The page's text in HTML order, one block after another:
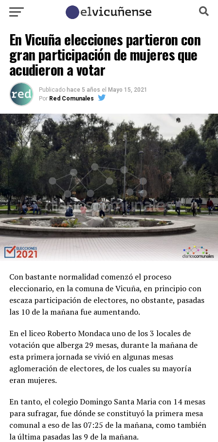
En Vicuña elecciones partieron con
gran participación de mujeres que
acudieron a votar
Publicado hace 5 años el Mayo 15, 2021
Por Red Comunales
Con bastante normalidad comenzó el proceso
eleccionario, en la comuna de Vicuña, en principio con
escaza participación de electores, no obstante, pasadas
las 10 de la mañana fue aumentando.
En el liceo Roberto Mondaca uno de los 3 locales de
votación que alberga 29 mesas, durante la mañana de
esta primera jornada se vivió en algunas mesas
aglomeración de electores, de los cuales su mayoría
eran mujeres.
En tanto, el colegio Domingo Santa Maria con 14 mesas
para sufragar, fue dónde se constituyó la primera mesa
comunal a eso de las 07:25 de la mañana, como también
la última pasadas las 9 de la mañana.